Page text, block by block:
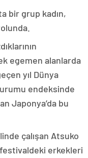
bir grup kadın,
egemen alanlarda
yıl Dünya
endeksinde
Japonya’da bu
çalışan Atsuko
festivaldeki erkekleri